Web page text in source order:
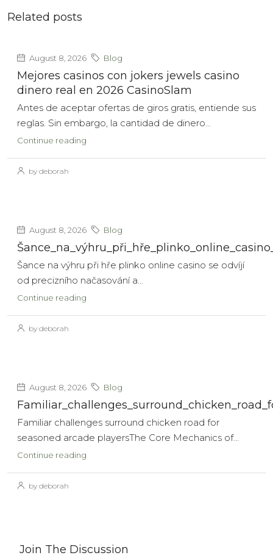
Related posts
August 8, 2026 Blog
Mejores casinos con jokers jewels casino
dinero real en 2026 CasinoSlam
Antes de aceptar ofertas de giros gratis, entiende sus
reglas. Sin embargo, la cantidad de dinero...
Continue reading
by deborah
August 8, 2026 Blog
Šance na výhru při hře plinko online casino se odvíjí
od precizního načasování a...
Continue reading
by deborah
August 8, 2026 Blog
Familiar challenges surround chicken road for
seasoned arcade playersThe Core Mechanics of...
Continue reading
by deborah
Join The Discussion